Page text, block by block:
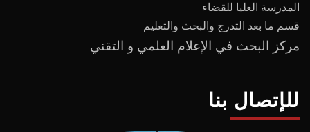
المدرسة العليا للقضاء
قسم ما بعد التدرج و البحث والتعليم
مركز البحث في الإعلام العلمي و التقني
للإتصال بنا